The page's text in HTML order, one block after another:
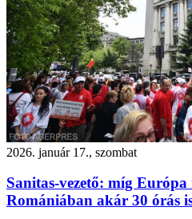
2026. január 17., szombat
Sanitas-vezető: míg Európa
Romániában akár 30 órás